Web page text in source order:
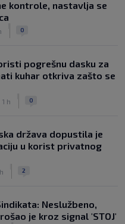
kontrole, nastavlja se
0
pogrešnu dasku za
kuhar otkriva zašto se
h 0
država dopustila je
u korist privatnog
2
Neslužbeno,
je kroz signal 'STOJ'